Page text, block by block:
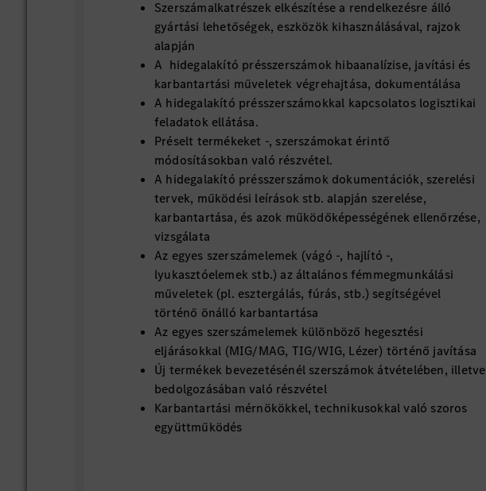
Szerszámalkatrészek elkészítése a rendelkezésre álló
gyártási lehetőségek, eszközök kihasználásával, rajzok
alapján
A hidegalakító présszerszámok hibaanalízise, javítási és
karbantartási műveletek végrehajtása, dokumentálása
A hidegalakító présszerszámokkal kapcsolatos logisztikai
feladatok ellátása.
Préselt termékeket -, szerszámokat érintő
módosításokban való részvétel.
A hidegalakító présszerszámok dokumentációk, szerelési
tervek, működési leírások stb. alapján szerelése,
karbantartása, és azok működőképességének ellenőrzése,
vizsgálata
Az egyes szerszámelemek (vágó -, hajlító -,
lyukasztóelemek stb.) az általános fémmegmunkálási
műveletek (pl. esztergálás, fúrás, stb.) segítségével
történő önálló karbantartása
Az egyes szerszámelemek különböző hegesztési
eljárásokkal (MIG/MAG, TIG/WIG, Lézer) történő javítása
Új termékek bevezetésénél szerszámok átvételében, illetve
bedolgozásában való részvétel
Karbantartási mérnökökkel, technikusokkal való szoros
együttműködés